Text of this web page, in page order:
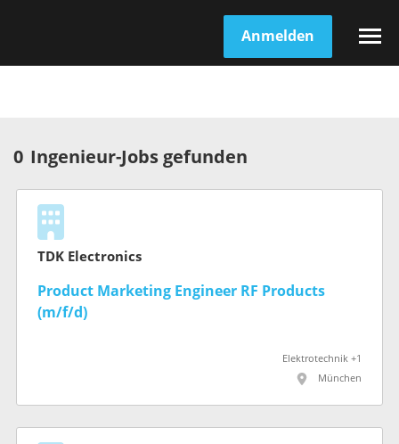
Anmelden
0 Ingenieur-Jobs gefunden
TDK Electronics
Product Marketing Engineer RF Products
(m/f/d)
Elektrotechnik +1
München